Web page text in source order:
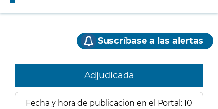
Suscríbase a las alertas
Adjudicada
Fecha y hora de publicación en el Portal: 10